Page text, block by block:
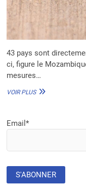
43 pays sont
ci, figure le
mesures…
VOIR PLUSMOZAMBIQUE
CHOLÉRA
Email*